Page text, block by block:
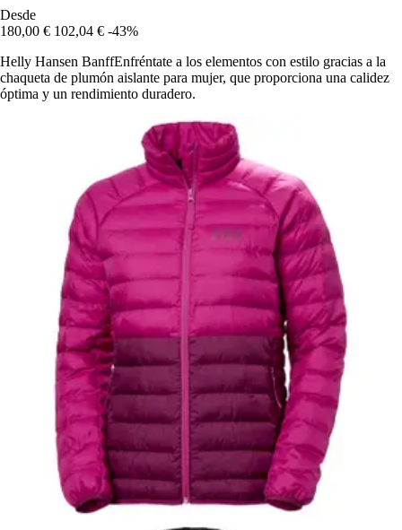
Desde
180,00 € 102,04 € -43%
Helly Hansen BanffEnfréntate a los elementos con estilo gracias a la
chaqueta de plumón aislante para mujer, que proporciona una calidez
óptima y un rendimiento duradero.